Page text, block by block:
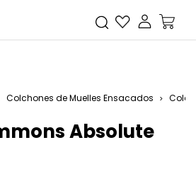
Colchones de Muelles Ensacados
Absolute